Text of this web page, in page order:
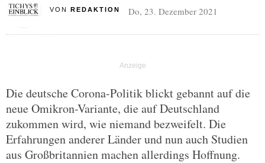
VON REDAKTION Do, 23. Dezember 2021
Die deutsche Corona-Politik blickt gebannt auf die
neue Omikron-Variante, die auf Deutschland
zukommen wird, wie niemand bezweifelt. Die
Erfahrungen anderer Länder und nun auch Studien
aus Großbritannien machen allerdings Hoffnung.